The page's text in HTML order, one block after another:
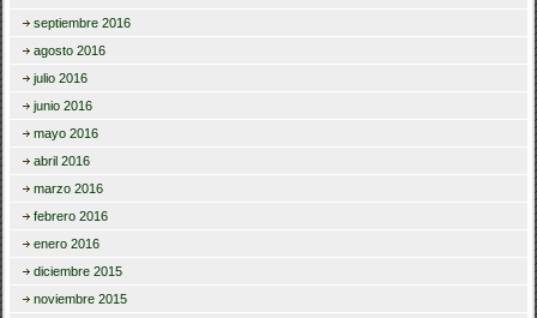
septiembre 2016
agosto 2016
julio 2016
junio 2016
mayo 2016
abril 2016
marzo 2016
febrero 2016
enero 2016
diciembre 2015
noviembre 2015